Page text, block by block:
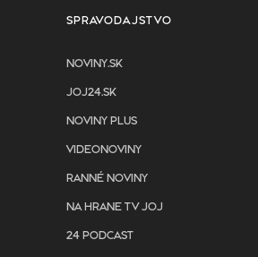
SPRAVODAJSTVO
NOVINY.SK
JOJ24.SK
NOVINY PLUS
VIDEONOVINY
RANNÉ NOVINY
NA HRANE TV JOJ
24 PODCAST